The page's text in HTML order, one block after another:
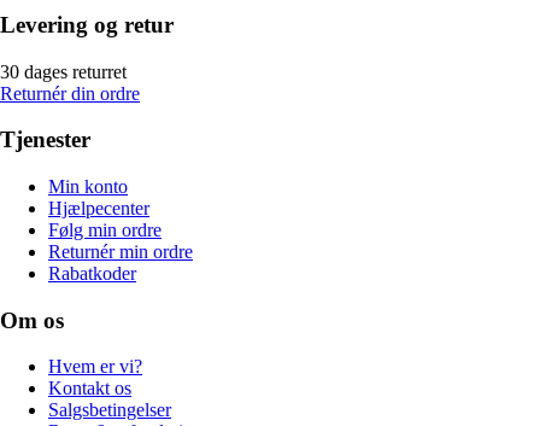
Levering og retur
30 dages returret
Returnér din ordre
Tjenester
Min konto
Hjælpecenter
Følg min ordre
Returnér min ordre
Rabatkoder
Om os
Hvem er vi?
Kontakt os
Salgsbetingelser